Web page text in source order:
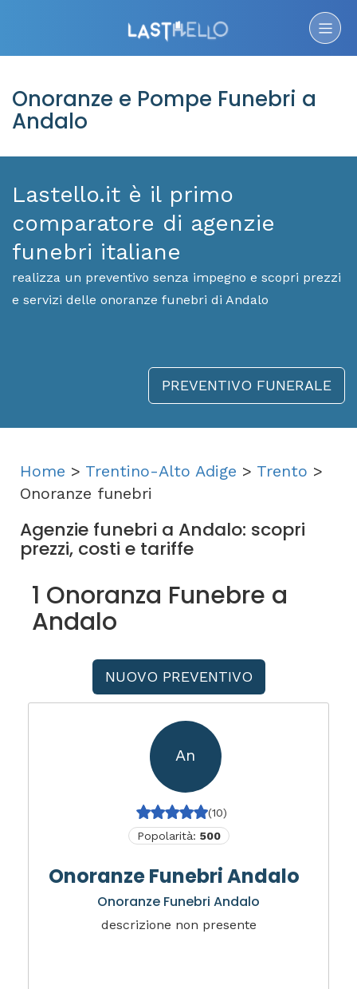
Onoranze e Pompe Funebri a
Andalo
Lastello.it è il primo
comparatore di agenzie
funebri italiane
realizza un preventivo senza impegno e scopri prezzi
e servizi delle onoranze funebri di Andalo
PREVENTIVO FUNERALE
Home > Trentino-Alto Adige > Trento >
Onoranze funebri
Agenzie funebri a Andalo: scopri
prezzi, costi e tariffe
1 Onoranza Funebre a
Andalo
NUOVO PREVENTIVO
An
(10)
Popolarità: 500
Onoranze Funebri Andalo
Onoranze Funebri Andalo
descrizione non presente